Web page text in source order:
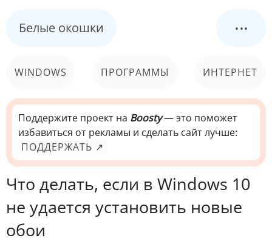
Белые окошки ...
WINDOWS ПРОГРАММЫ ИНТЕРНЕТ
КОМПЬЮТЕР
СИСТЕМА
Поддержите проект на Boosty— это поможет
избавиться от рекламы и сделать сайт лучше:
ПОДДЕРЖАТЬ ↗
Что делать, если в Windows 10
не удается установить новые
обои